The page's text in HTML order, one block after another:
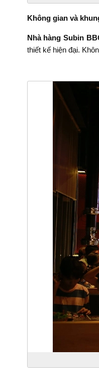
Không gian và
Nhà hàng Subin
thiết kế hiện đại.